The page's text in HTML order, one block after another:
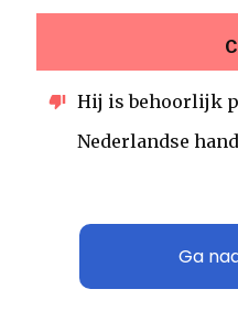
Hij is behoorlijk
Nederlandse
Ga